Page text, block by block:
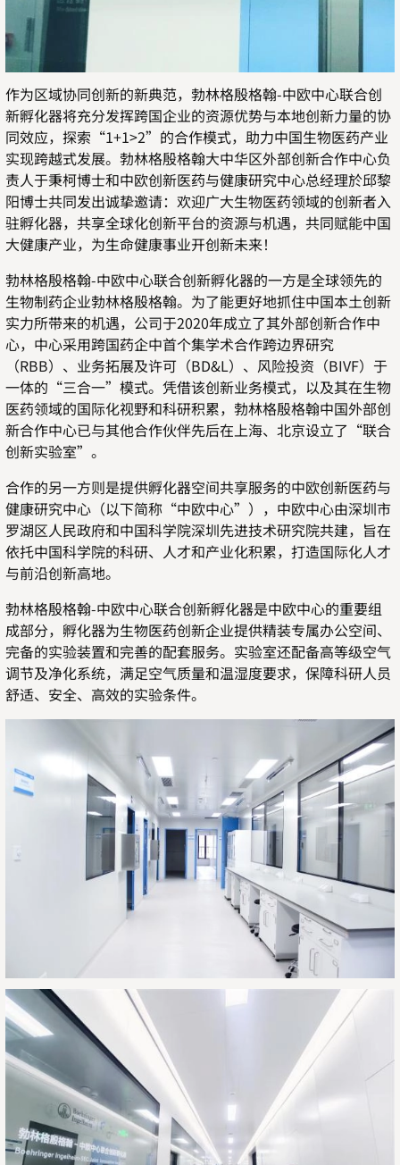
作为区域协同创新的新典范，勃林格殷格翰-中欧中心联合创
新孵化器将充分发挥跨国企业的资源优势与本地创新力量的协
同效应，探索 “1+1>2” 的合作模式，助力中国生物医药产业
实现跨越式发展。勃林格殷格翰大中华区外部创新合作中心负
责人于秉柯博士和中欧创新医药与健康研究中心总经理於邱黎
阳博士共同发出诚挚邀请：欢迎广大生物医药领域的创新者入
驻孵化器，共享全球化创新平台的资源与机遇，共同赋能中国
大健康产业，为生命健康事业开创新未来！
勃林格殷格翰-中欧中心联合创新孵化器的一方是全球领先的
生物制药企业勃林格殷格翰。为了能更好地抓住中国本土创新
实力所带来的机遇，公司于2020年成立了其外部创新合作中
心，中心采用跨国药企中首个集学术合作跨边界研究
（RBB）、业务拓展及许可（BD&L）、风险投资（BIVF）于
一体的“三合一”模式。凭借该创新业务模式，以及其在生物
医药领域的国际化视野和科研积累，勃林格殷格翰中国外部创
新合作中心已与其他合作伙伴先后在上海、北京设立了“联合
创新实验室”。
合作的另一方则是提供孵化器空间共享服务的中欧创新医药与
健康研究中心（以下简称“中欧中心”），中欧中心由深圳市
罗湖区人民政府和中国科学院深圳先进技术研究院共建，旨在
依托中国科学院的科研、人才和产业化积累，打造国际化人才
与前沿创新高地。
勃林格殷格翰-中欧中心联合创新孵化器是中欧中心的重要组
成部分，孵化器为生物医药创新企业提供精装专属办公空间、
完备的实验装置和完善的配套服务。实验室还配备高等级空气
调节及净化系统，满足空气质量和温湿度要求，保障科研人员
舒适、安全、高效的实验条件。